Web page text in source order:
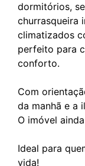
dormitórios,
churrasqueira
climatizados
perfeito para
conforto.
Com
da manhã e a
O imóvel
Ideal para